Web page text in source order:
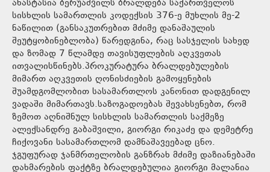
ანასტასია ბერუაშვილს ბრალდება საქართველოს
სისხლის სამართლის კოდექსის 376-ე მუხლის მე-2
ნაწილით (განსაკუთრებით მძიმე დანაშაულის
შეუტყობინებლობა) წარედგინა, რაც სასჯელის სახედ
და ზომად 7 წლამდე თავისუფლების აღკვეთას
ითვალისწინებს.პროკურატურა ბრალდებულების
მიმართ აღკვეთის ღონისძიების გამოყენების
შუამდგომლობით სასამართლოს კანონით დადგენილ
ვადაში მიმართავს.საზოგადოებას შევახსენებთ, რომ
ზემოთ აღნიშნულ სისხლის სამართლის საქმეზე
ალექსანდრე გაბაშვილი, გიორგი რიკაძე და დემეტრე
ჩიქოვანი სასამართლომ დამნაშავეებად ცნო.
ჯგუფურად ჯანმრთელობის განზრახ მძიმე დაზიანებაში
დახმარების ფაქტზე ბრალდებულია გიორგი მალანია